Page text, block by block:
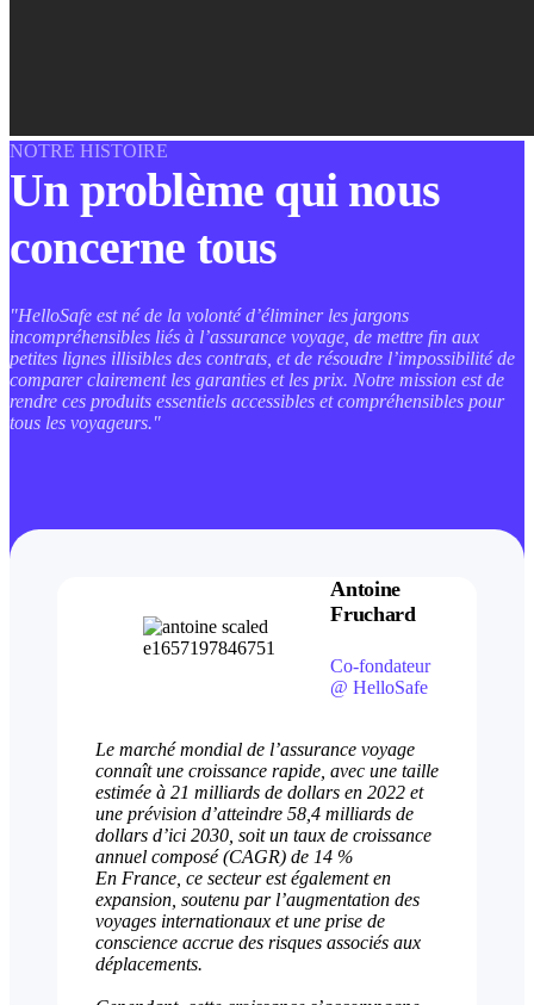
NOTRE HISTOIRE
Un problème qui nous
concerne tous
"HelloSafe est né de la volonté d’éliminer les jargons
incompréhensibles liés à l’assurance voyage, de mettre fin aux
petites lignes illisibles des contrats, et de résoudre l’impossibilité de
comparer clairement les garanties et les prix. Notre mission est de
rendre ces produits essentiels accessibles et compréhensibles pour
tous les voyageurs."
Antoine
Fruchard
Co-fondateur
@ HelloSafe
Le marché mondial de l’assurance voyage
connaît une croissance rapide, avec une taille
estimée à 21 milliards de dollars en 2022 et
une prévision d’atteindre 58,4 milliards de
dollars d’ici 2030, soit un taux de croissance
annuel composé (CAGR) de 14 %
En France, ce secteur est également en
expansion, soutenu par l’augmentation des
voyages internationaux et une prise de
conscience accrue des risques associés aux
déplacements.